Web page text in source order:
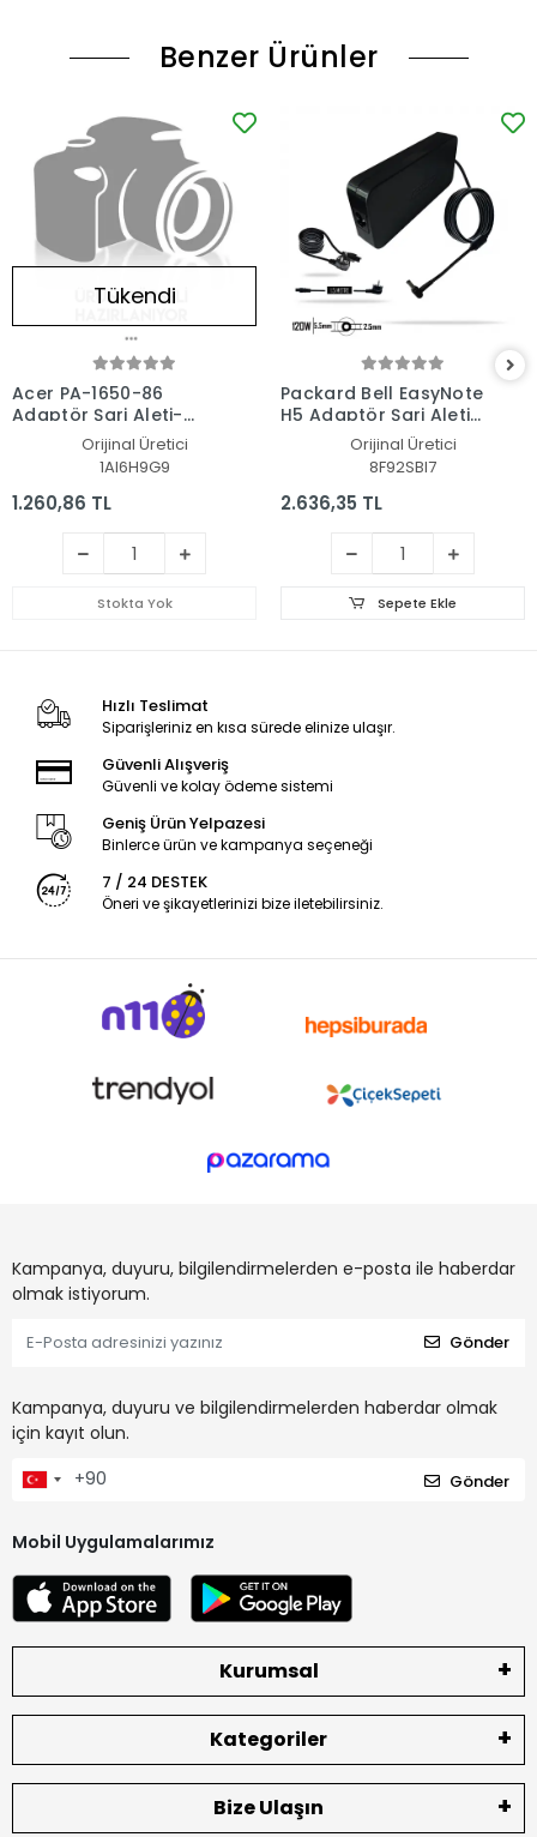
Benzer Ürünler
Tükendi
Acer PA-1650-86
Adaptör Şarj Aleti-
Orijinal Üretici
1AI6H9G9
1.260,86 TL
Stokta Yok
Packard Bell EasyNote
H5 Adaptör Şarj Aleti-
Orijinal Üretici
8F92SBI7
2.636,35 TL
Sepete Ekle
Hızlı Teslimat
Siparişleriniz en kısa sürede elinize ulaşır.
Güvenli Alışveriş
Güvenli ve kolay ödeme sistemi
Geniş Ürün Yelpazesi
Binlerce ürün ve kampanya seçeneği
7 / 24 DESTEK
Öneri ve şikayetlerinizi bize iletebilirsiniz.
Kampanya, duyuru, bilgilendirmelerden e-posta ile haberdar
olmak istiyorum.
Gönder
Kampanya, duyuru ve bilgilendirmelerden haberdar olmak
için kayıt olun.
Gönder
Mobil Uygulamalarımız
Kurumsal
Kategoriler
Bize Ulaşın